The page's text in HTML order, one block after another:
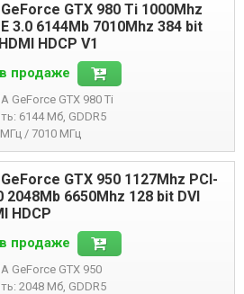
GTX 980 Ti 1000Mhz
3.0 6144Mb 7010Mhz 384 bit
HDCP V1
продаже
GeForce GTX 980 Ti
6144 Мб, GDDR5
/ 7010 МГц
GTX 950 1127Mhz PCI-
2048Mb 6650Mhz 128 bit DVI
HDCP
продаже
GeForce GTX 950
2048 Мб, GDDR5